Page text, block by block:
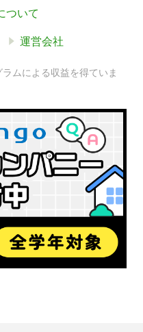
ついて
運営会社
ムによる収益を得ていま